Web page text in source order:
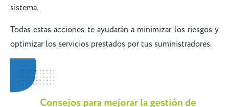
sistema.
Todas estas acciones te ayudarán a minimizar los riesgos y
optimizar los servicios prestados por tus suministradores.